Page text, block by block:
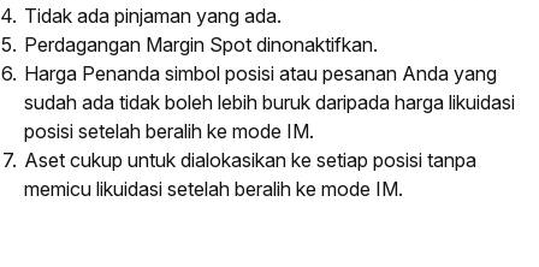
Tidak ada pinjaman yang ada.
Perdagangan Margin Spot dinonaktifkan.
Harga Penanda simbol posisi atau pesanan Anda yang
sudah ada tidak boleh lebih buruk daripada harga likuidasi
posisi setelah beralih ke mode IM.
Aset cukup untuk dialokasikan ke setiap posisi tanpa
memicu likuidasi setelah beralih ke mode IM.